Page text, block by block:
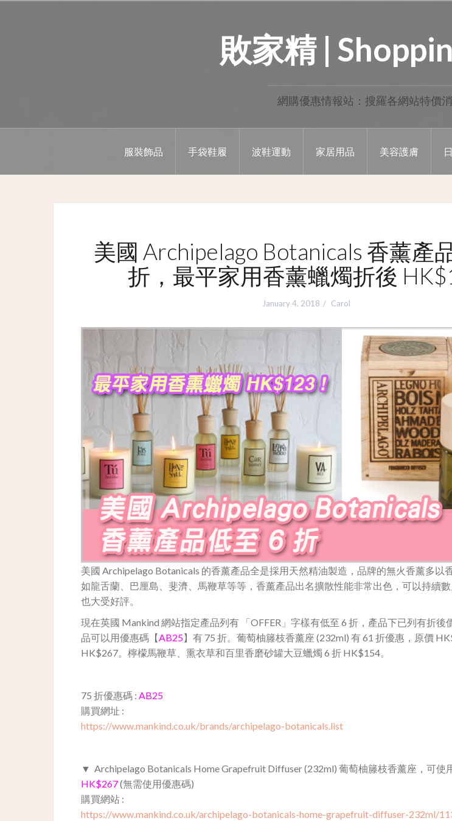
敗家精 |
網購優惠情報站：搜羅各網站特價
服裝飾品 手袋鞋履 波鞋運動 家居用品 美容護膚
美國 Archipelago Botanicals 香薰產
折，最平家用香薰蠟燭折後
January 4, 2018 Carol
美國 Archipelago Botanicals 的香薰產品全是採用天然精油製造，品牌的無火香薰多以
如龍舌蘭、巴厘島、斐濟、馬鞭草等等，香薰產品出名擴散性能非常出色，可以持續
也大受好評。
現在英國 Mankind 網站指定產品列有 「OFFER」字樣有低至 6 折，產品下已列有折後
品可以用優惠碼【AB25】有 75 折。葡萄柚籐枝香薰座 (232ml) 有 61 折優惠，原價
HK$267。檸檬馬鞭草、熏衣草和百里香磨砂罐大豆蠟燭 6 折 HK$154。
75 折優惠碼 : AB25
購買網址 :
https://www.mankind.co.uk/brands/archipelago-botanicals.list
▼ Archipelago Botanicals Home Grapefruit Diffuser (232ml) 葡萄柚籐枝香薰座，可使
HK$267(無需使用優惠碼)
購買網站 :
https://www.mankind.co.uk/archipelago-botanicals-home-grapefruit-diffuser-232ml/